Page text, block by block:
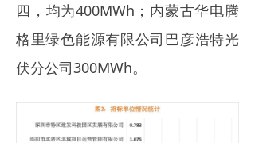
四，均为400MWh；内蒙古华电腾
格里绿色能源有限公司巴彦浩特光
伏分公司300MWh。